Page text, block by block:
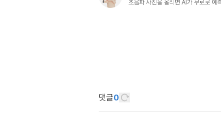
초음파 사진을 올리면 AI가 무료로 예
댓글0